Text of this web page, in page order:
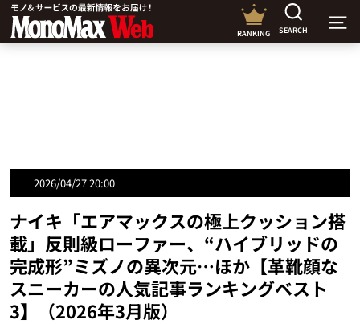
RANKING SEARCH
2026/04/27 20:00
ナイキ「エアマックスの極上クッション搭
載」反則級ローファー、“ハイブリッドの
完成形”ミズノの異次元…ほか【革靴顔な
スニーカーの人気記事ランキングベスト
3】（2026年3月版）